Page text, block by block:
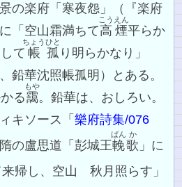
の楽府「寒夜怨」（『楽府
「空山霜満ちて高煙
こうえん
平らか
て 帳
ちょう
孤
ひと
り明らかなり」
鉛華沈照帳孤明）とある。
る靄
もや
。鉛華は、おしろい。
キソース「樂府詩集/076
の盧思道「彭城王輓
ばん
歌
か
」に
来帰し、空山 秋月照らす」